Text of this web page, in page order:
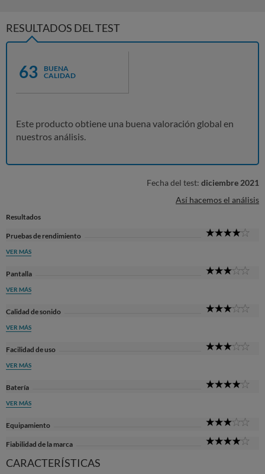
RESULTADOS DEL TEST
63
BUENA
CALIDAD
Este producto obtiene una buena valoración global en
nuestros análisis.
Fecha del test: diciembre 2021
Así hacemos el análisis
Resultados
Pruebas de rendimiento
VER MÁS
Pantalla
VER MÁS
Calidad de sonido
VER MÁS
Facilidad de uso
VER MÁS
Batería
VER MÁS
Equipamiento
Fiabilidad de la marca
CARACTERÍSTICAS